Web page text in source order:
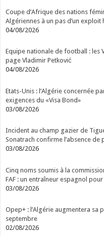
Coupe d’Afrique des nations
Algériennes à un pas d’un exploit
04/08/2026
Equipe nationale de football : les
page Vladimir Petković
04/08/2026
Etats-Unis : l’Algérie concernée
exigences du «Visa Bond»
03/08/2026
Incident au champ gazier de
Sonatrach confirme l’absence de
03/08/2026
Cinq noms soumis à la
FAF : un entraîneur espagnol
03/08/2026
Opep+ : l’Algérie augmentera sa
septembre
02/08/2026